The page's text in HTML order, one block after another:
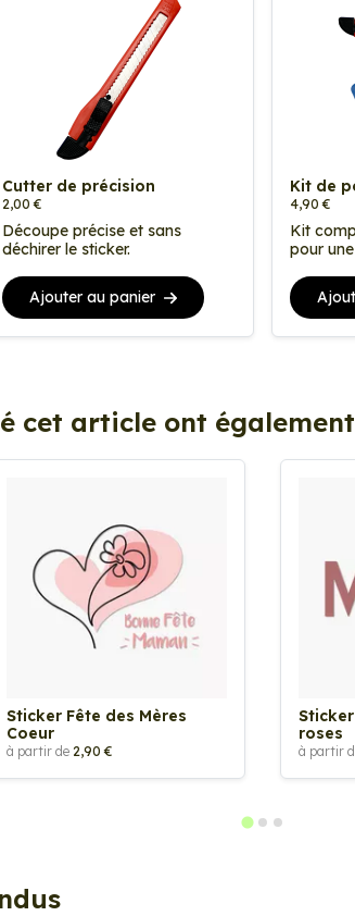
Cutter de précision
2,00 €
Découpe précise et sans
déchirer le sticker.
Ajouter au panier
Kit de
4,90 €
Kit
pour
cet article ont
Sticker Fête des Mères
Coeur
à partir de 2,90 €
roses
à partir